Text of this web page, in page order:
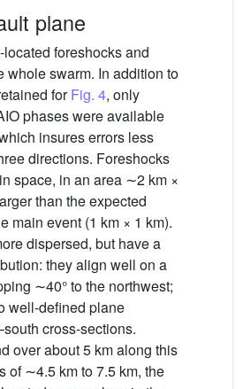
plane
foreshocks and
whole swarm. In addition to
forFig. 4, only
phases were available
insures errors less
directions. Foreshocks
space, in an area ∼2 km ×
than the expected
main event (1 km × 1 km).
dispersed, but have a
they align well on a
∼40° to the northwest;
well-defined plane
cross-sections.
over about 5 km along this
of ∼4.5 km to 7.5 km, the